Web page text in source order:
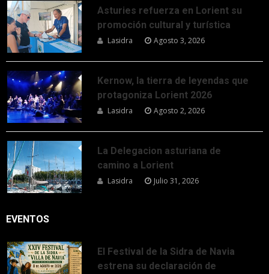
Asturies refuerza en Lorient su
promoción cultural y turística
Lasidra Agosto 3, 2026
Kernow, la tierra de leyendas que
protagoniza Lorient 2026
Lasidra Agosto 2, 2026
La Delegacion asturiana de
camino a Lorient
Lasidra Julio 31, 2026
EVENTOS
El Festival de la Sidra de Navia
estrena su declaración de